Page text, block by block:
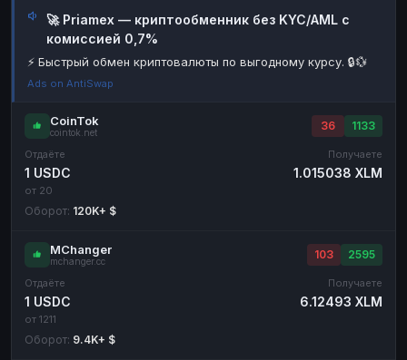
Наличные RUB
Наличные
Наличные
🚀 Priamex — криптообменник без KYC/AML с
комиссией 0,7%
⚡ Быстрый обмен криптовалюты по выгодному курсу. 🔒💱
Ads on AntiSwap
CoinTok
cointok.net
36 1133
Отдаёте
1 USDC
от 20
Получаете
1.015038 XLM
Оборот: 120K+ $
MChanger
mchanger.cc
103 2595
Отдаёте
1 USDC
от 1211
Получаете
6.12493 XLM
Оборот: 9.4K+ $